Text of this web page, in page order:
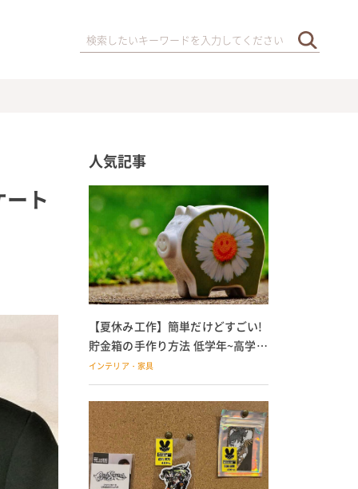
ト
人気記事
【夏休み工作】簡単だけどすごい!
貯金箱の手作り方法 低学年~高学年
の子どもにも
インテリア・家具